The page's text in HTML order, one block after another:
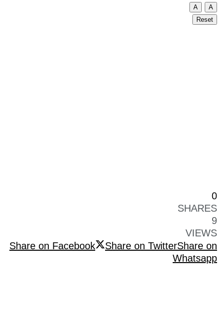
A
A
Reset
0
SHARES
9
VIEWS
Share on Facebook
Share on TwitterShare on
Whatsapp